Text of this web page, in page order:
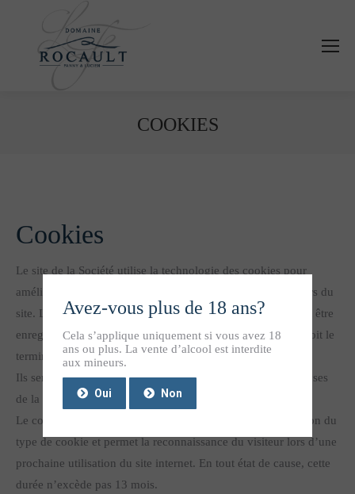
COOKIES
Cookies​
Le site de la Société utilise la technologie des cookies pour
améliorer la navigation ainsi que l’expérience des utilisateurs du
site. Lors de la consultation de celui-ci, ces cookies peuvent être
enregistrés sur les navigateurs du support utilisé, quel que soit le
terminal (ordinateur, tablette, Smartphone).
Ils servent notamment lors de l’identification pour des analyses
de la fréquentation et de l’utilisation des éléments du site.
Le cookie possède une durée de validité qui varie en fonction du
type de cookie et permet la reconnaissance du visiteur lors d’une
prochaine utilisation du site internet. En tout état de cause, cette
durée n’excède pas 13 mois.
Avez-vous plus de 18 ans?
Cela s’applique uniquement si vous avez 18
ans ou plus. La vente d’alcool est interdite
aux mineurs.
Oui Non